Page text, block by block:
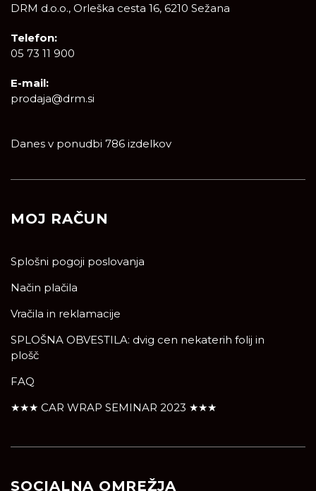
DRM d.o.o., Orleška cesta 16, 6210 Sežana
Telefon:
05 73 11 900
E-mail:
prodaja@drm.si
Danes v ponudbi 786 izdelkov
MOJ RAČUN
Splošni pogoji poslovanja
Način plačila
Vračila in reklamacije
SPLOŠNA OBVESTILA: dvig cen nekaterih folij in
plošč
FAQ
★★★ CAR WRAP SEMINAR 2023 ★★★
SOCIALNA OMREŽJA